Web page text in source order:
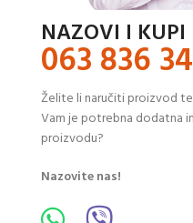
NAZOVI I KUPI
063 836
Želite li naručiti proizvod
Vam je potrebna dodatna
proizvodu?
Nazovite nas!